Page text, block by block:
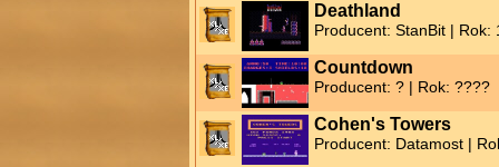
Deathland
Producent: StanBit | Rok:
Countdown
Producent: ? | Rok: ????
Cohen's Towers
Producent: Datamost |